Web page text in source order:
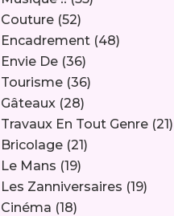
Couture (52)
Encadrement (48)
Envie De (36)
Tourisme (36)
Gâteaux (28)
Travaux En Tout Genre (21)
Bricolage (21)
Le Mans (19)
Les Zanniversaires (19)
Cinéma (18)